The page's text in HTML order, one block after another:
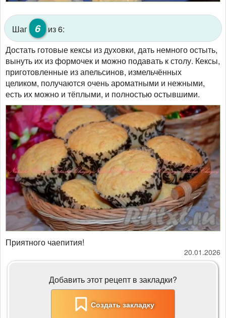
Шаг 6
из 6:
Достать готовые кексы из духовки, дать немного остыть,
вынуть их из формочек и можно подавать к столу. Кексы,
приготовленные из апельсинов, измельчённых
целиком, получаются очень ароматными и нежными,
есть их можно и тёплыми, и полностью остывшими.
Приятного чаепития!
20.01.2026
Добавить этот рецепт в закладки?
Создать закладку